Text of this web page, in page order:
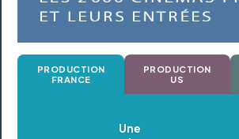
PRODUCTION
FRANCE
PRODUCTION
US
Oldeupe